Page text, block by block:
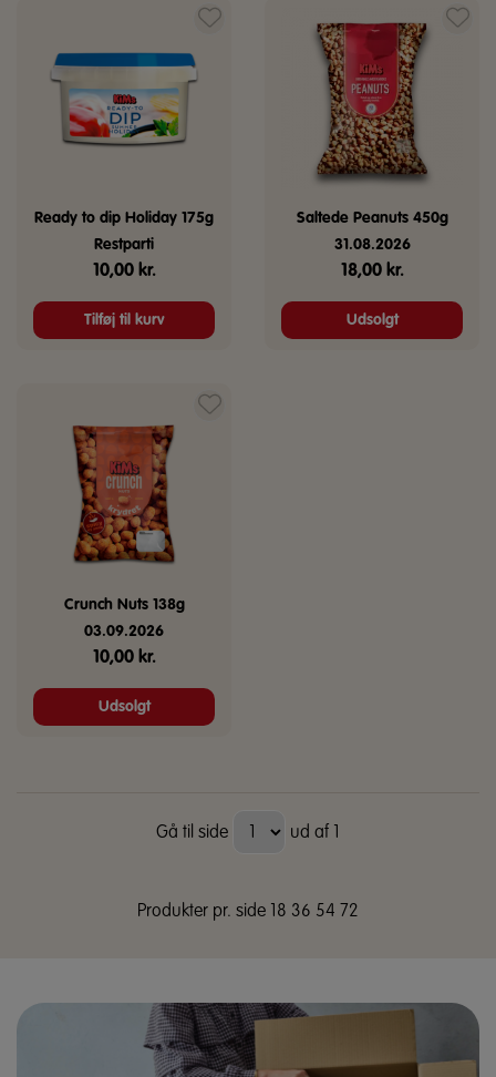
Ready to dip Holiday 175g
Restparti
10,00 kr.
Tilføj til kurv
Saltede Peanuts 450g
31.08.2026
18,00 kr.
Udsolgt
Crunch Nuts 138g
03.09.2026
10,00 kr.
Udsolgt
Gå til side ud af 1
Produkter pr. side 18 36 54 72